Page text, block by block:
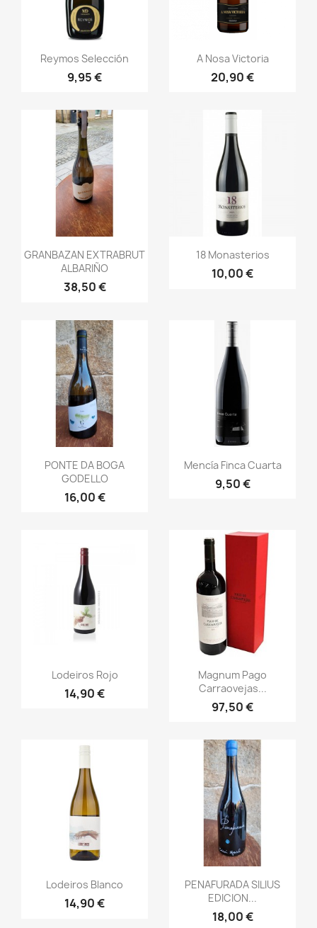
Vista rápida
Reymos Selección
9,95 €
Vista rápida
A Nosa Victoria
20,90 €
Vista rápida
GRANBAZAN EXTRABRUT
ALBARIÑO
38,50 €
Vista rápida
18 Monasterios
10,00 €
Vista rápida
PONTE DA BOGA
GODELLO
16,00 €
Vista rápida
Mencía Finca Cuarta
9,50 €
Vista rápida
Lodeiros Rojo
14,90 €
Vista rápida
Magnum Pago
Carraovejas...
97,50 €
Vista rápida
Lodeiros Blanco
14,90 €
Vista rápida
PENAFURADA SILIUS
EDICION...
18,00 €